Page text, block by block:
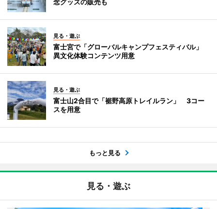
見る・遊ぶ
富士宮で「グローバルキャンプフェスティバル」
異文化体験コンテンツ用意
見る・遊ぶ
富士山2合目で「裾野高原トレイルラン」 3コー
スを用意
もっと見る
見る・遊ぶ